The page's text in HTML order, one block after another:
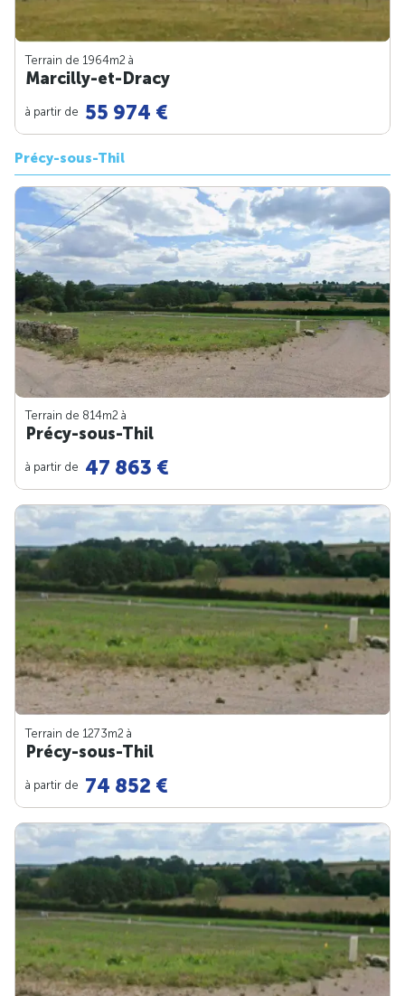
Terrain de 1964m2 à
Marcilly-et-Dracy
à partir de 55 974 €
Précy-sous-Thil
Terrain de 814m2 à
Précy-sous-Thil
à partir de 47 863 €
Terrain de 1273m2 à
Précy-sous-Thil
à partir de 74 852 €